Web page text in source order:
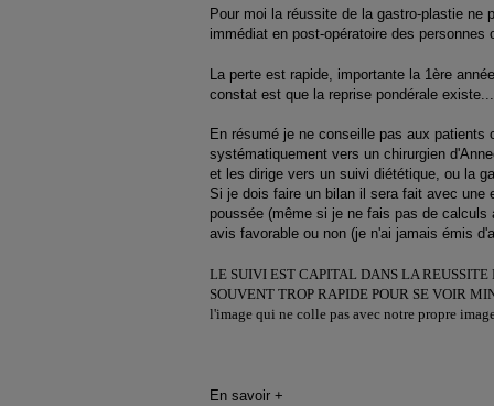
Pour moi la réussite de la gastro-plastie ne
immédiat en post-opératoire des personnes
La perte est rapide, importante la 1ère
constat est que la reprise pondérale existe...
En résumé je ne conseille pas aux patients
systématiquement vers un chirurgien
et les dirige vers un suivi diététique, ou la
Si je dois faire un bilan il sera fait avec une
poussée (même si je ne fais pas de
avis favorable ou non (je n'ai jamais émis
LE SUIVI EST CAPITAL DANS LA
SOUVENT TROP RAPIDE POUR SE VOIR
l'image qui ne colle pas avec notre propre
En savoir +